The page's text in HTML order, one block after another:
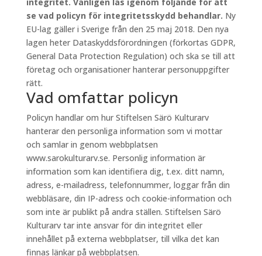
se vad policyn för integritetsskydd behandlar. Ny
EU-lag gäller i Sverige från den 25 maj 2018. Den nya
lagen heter Dataskyddsförordningen (förkortas GDPR,
General Data Protection Regulation) och ska se till att
företag och organisationer hanterar personuppgifter
rätt.
Vad omfattar policyn
Policyn handlar om hur Stiftelsen Särö Kulturarv
hanterar den personliga information som vi mottar
och samlar in genom webbplatsen
www.sarokulturarv.se. Personlig information är
information som kan identifiera dig, t.ex. ditt namn,
adress, e-mailadress, telefonnummer, loggar från din
webbläsare, din IP-adress och cookie-information och
som inte är publikt på andra ställen. Stiftelsen Särö
Kulturarv tar inte ansvar för din integritet eller
innehållet på externa webbplatser, till vilka det kan
finnas länkar på webbplatsen.